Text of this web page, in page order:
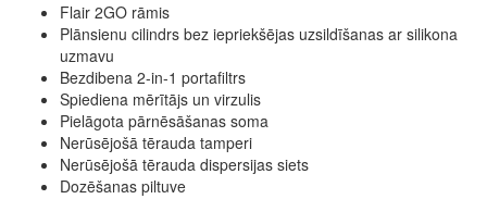
Flair 2GO rāmis
Plānsienu cilindrs bez iepriekšējas uzsildīšanas ar silikona
uzmavu
Bezdibena 2-in-1 portafiltrs
Spiediena mērītājs un virzulis
Pielāgota pārnēsāšanas soma
Nerūsējošā tērauda tamperi
Nerūsējošā tērauda dispersijas siets
Dozēšanas piltuve